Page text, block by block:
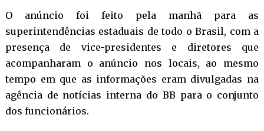
O anúncio foi feito pela manhã para as
superintendências estaduais de todo o Brasil, com a
presença de vice-presidentes e diretores que
acompanharam o anúncio nos locais, ao mesmo
tempo em que as informações eram divulgadas na
agência de notícias interna do BB para o conjunto
dos funcionários.